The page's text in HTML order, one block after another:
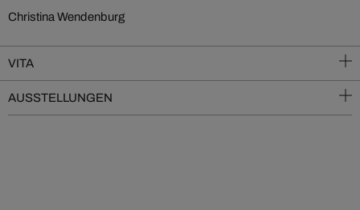
Christina Wendenburg
VITA
AUSSTELLUNGEN